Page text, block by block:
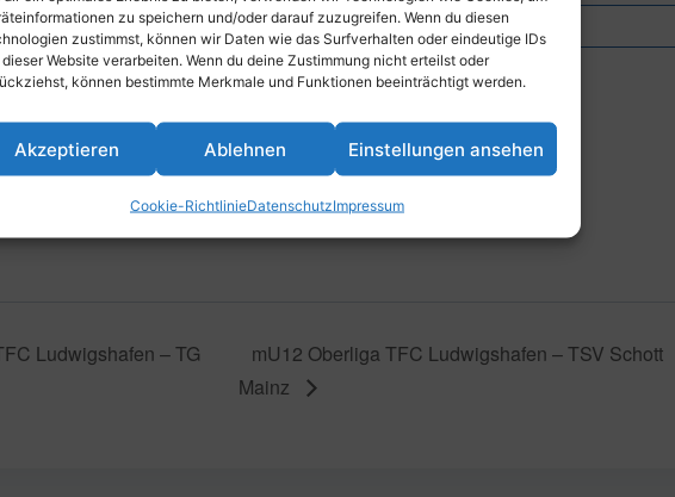
zu speichern und/oder darauf zuzugreifen. Wenn du diesen
zustimmst, können wir Daten wie das Surfverhalten oder eindeutige IDs
Website verarbeiten. Wenn du deine Zustimmung nicht erteilst oder
können bestimmte Merkmale und Funktionen beeinträchtigt werden.
Akzeptieren Ablehnen Einstellungen ansehen
Cookie-RichtlinieDatenschutzImpressum
Ludwigshafen – TG
mU12 Oberliga TFC Ludwigshafen – TSV Schott
Mainz